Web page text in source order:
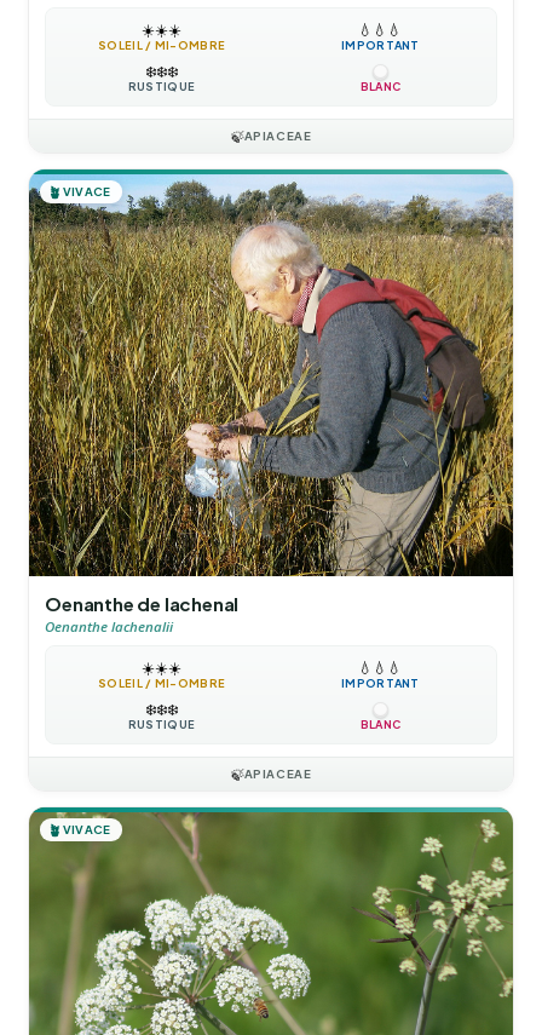
☀️☀️☀️
SOLEIL / MI-OMBRE
💧 💧 💧
IMPORTANT
❄️❄️❄️
RUSTIQUE BLANC
🍃APIACEAE
🪴 VIVACE
Oenanthe de lachenal
Oenanthe lachenalii
☀️☀️☀️
SOLEIL / MI-OMBRE
💧 💧 💧
IMPORTANT
❄️❄️❄️
RUSTIQUE BLANC
🍃APIACEAE
🪴 VIVACE